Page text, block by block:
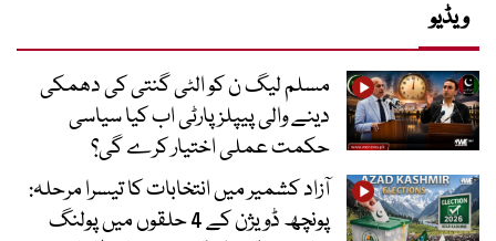
ویڈیو
مسلم لیگ ن کو الٹی گنتی کی دھمکی
دینے والی پیپلز پارٹی اب کیا سیاسی
حکمت عملی اختیار کرے گی؟
آزاد کشمیر میں انتخابات کا تیسرا مرحلہ:
پونچھ ڈویژن کے 4 حلقوں میں پولنگ